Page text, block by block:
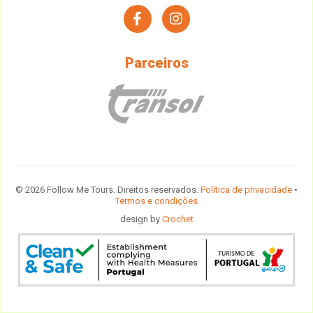
facebookinstagram
Parceiros
© 2026 Follow Me Tours. Direitos reservados. Política de privacidade •
Termos e condições
design by Crochet